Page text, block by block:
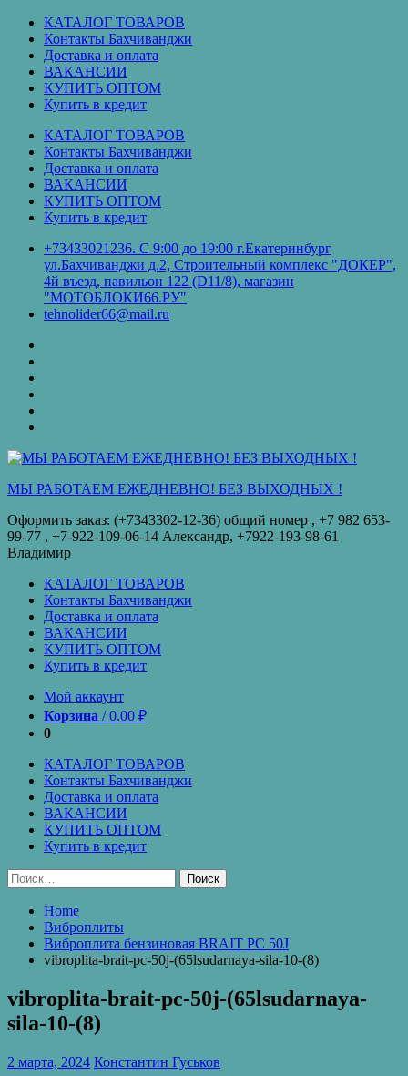
Перейти
содержимому
КАТАЛОГ ТОВАРОВ
Контакты Бахчиванджи
Доставка и оплата
ВАКАНСИИ
КУПИТЬ ОПТОМ
Купить в кредит
КАТАЛОГ ТОВАРОВ
Контакты Бахчиванджи
Доставка и оплата
ВАКАНСИИ
КУПИТЬ ОПТОМ
Купить в кредит
+73433021236. С 9:00 до 19:00 г.Екатеринбург
ул.Бахчиванджи д.2, Строительный комплекс "ДОКЕР",
4й въезд, павильон 122 (D11/8), магазин
"МОТОБЛОКИ66.РУ"
tehnolider66@mail.ru
кредит
МЫ РАБОТАЕМ ЕЖЕДНЕВНО! БЕЗ ВЫХОДНЫХ !
Оформить заказ: (+7343302-12-36) общий номер , ‪+7 982 653-
99-77‬ , +7-922-109-06-14 Александр, +7922-193-98-61
Владимир
КАТАЛОГ ТОВАРОВ
Контакты Бахчиванджи
Доставка и оплата
ВАКАНСИИ
КУПИТЬ ОПТОМ
Купить в кредит
Мой аккаунт
Корзина /0.00 ₽
0
КАТАЛОГ ТОВАРОВ
Контакты Бахчиванджи
Доставка и оплата
ВАКАНСИИ
КУПИТЬ ОПТОМ
Купить в кредит
Найти:
Home
Виброплиты
Виброплита бензиновая BRAIT PC 50J
vibroplita-brait-pc-50j-(65lsudarnaya-sila-10-(8)
vibroplita-brait-pc-50j-(65lsudarnaya-
sila-10-(8)
2 марта, 2024 Константин Гуськов